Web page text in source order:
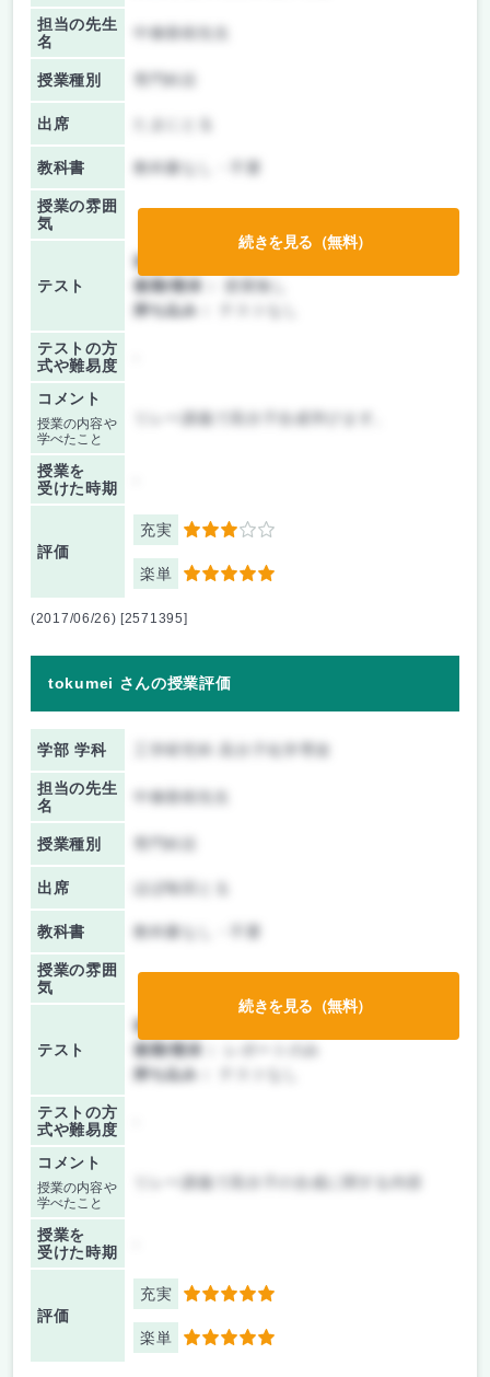
担当の先生
名
中條善樹先生
授業種別
出席
教科書 教科書なし・不要
授業の雰囲
気
テスト
前期/中間：
後期/期末：
授業無し
持ち込み：
テストの方
式や難易度
コメント
授業の内容や
学べたこと
リレー講義で高分子合成学びます。
授業を
受けた時期
評価
充実 3
楽単 5
続きを見る（無料）
(2017/06/26) [2571395]
tokumei さんの授業評価
学部 学科
担当の先生
名
中條善樹先生
授業種別
出席 ほぼ毎回とる
教科書 教科書なし・不要
授業の雰囲
気
テスト
前期/中間：
後期/期末：
持ち込み：
テストの方
式や難易度
コメント
授業の内容や
学べたこと
リレー講義で高分子の合成に関する内容
授業を
受けた時期
評価
充実 5
楽単 5
続きを見る（無料）